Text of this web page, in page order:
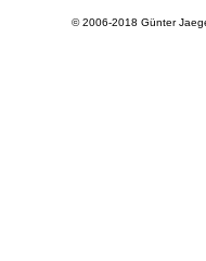
© 2006-2018 Günter